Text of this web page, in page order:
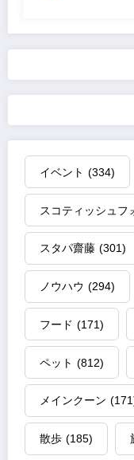
イベント (334)
スコティッシュフ
スタパ齋藤 (301)
ノウハウ (294)
フード (171)
ペット (812)
メインクーン
散歩 (185)